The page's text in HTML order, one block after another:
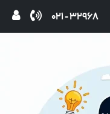
32968 - 021